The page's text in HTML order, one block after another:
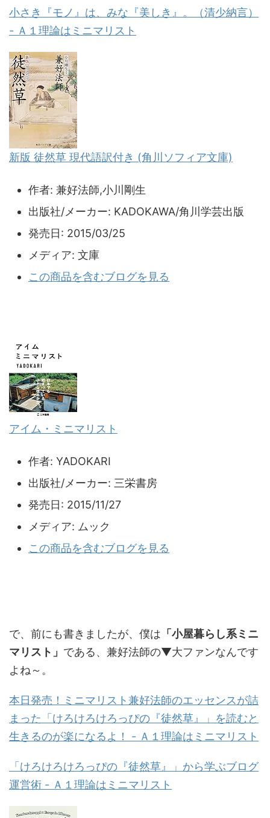
小さき『モノ』は、みな『美しき』。（清少納言）
- Ａ１理論はミニマリスト
新版 徒然草 現代語訳付き (角川ソフィア文庫)
作者: 兼好法師,小川剛生
出版社/メーカー: KADOKAWA/角川学芸出版
発売日: 2015/03/25
メディア: 文庫
この商品を含むブログを見る
アイム・ミニマリスト
作者: YADOKARI
出版社/メーカー: 三栄書房
発売日: 2015/11/27
メディア: ムック
この商品を含むブログを見る
で、前にも書きましたが、僕は 「小屋暮らし系ミニ
マリスト」 である、兼好法師の▼大ファンなんです
よね～。
本日発売！ミニマリスト兼好法師のエッセンスが詰
まった「けろけろけろっぴの『徒然草』」を読むと
生きるのが楽になるよ！ - Ａ１理論はミニマリスト
「けろけろけろっぴの『徒然草』」から学ぶブログ
運営術 - Ａ１理論はミニマリスト